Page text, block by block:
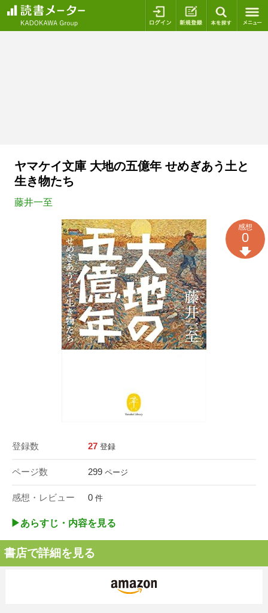
ログイン 新規登録
ヤマケイ文庫 大地の五億年 せめぎあう土と
生き物たち
藤井一至
登録数 27 登録
ページ数 299 ページ
感想・レビュー 0 件
感想
0
▶︎あらすじ・内容を見る
書店で詳細を見る